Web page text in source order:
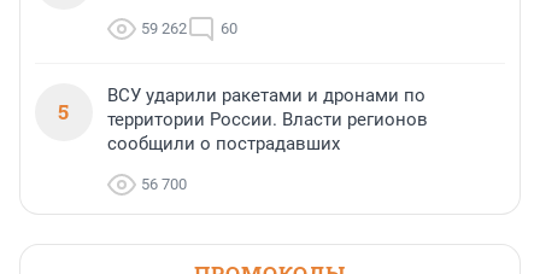
59 262 60
5
ВСУ ударили ракетами и дронами по
территории России. Власти регионов
сообщили о пострадавших
56 700